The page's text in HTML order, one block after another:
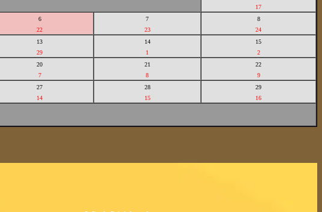
17
6
22
7
23
8
24
13
29
14
1
15
2
20
7
21
8
22
9
27
14
28
15
29
16